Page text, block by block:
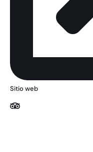
Sitio web